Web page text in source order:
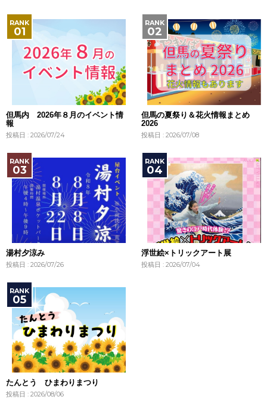
但馬内 2026年８月のイベント情
報
投稿日 : 2026/07/24
但馬の夏祭り＆花火情報まとめ
2026
投稿日 : 2026/07/08
湯村夕涼み
投稿日 : 2026/07/26
浮世絵×トリックアート展
投稿日 : 2026/07/04
たんとう ひまわりまつり
投稿日 : 2026/08/06